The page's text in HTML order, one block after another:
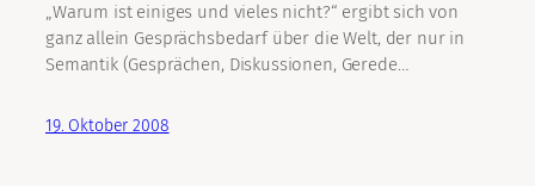
„Warum ist einiges und vieles nicht?“ ergibt sich von
ganz allein Gesprächsbedarf über die Welt, der nur in
Semantik (Gesprächen, Diskussionen, Gerede…
19. Oktober 2008